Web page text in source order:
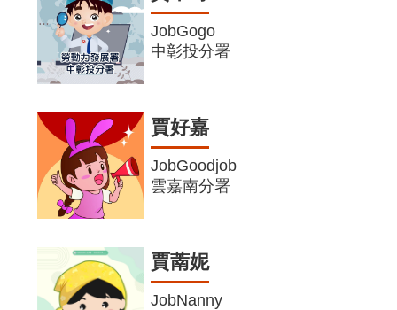
JobGogo
中彰投分署
賈好嘉
JobGoodjob
雲嘉南分署
賈萳妮
JobNanny